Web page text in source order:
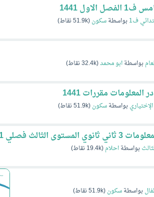
1441
ف1 بواسطةسكون(
51.9kنقاط)
بواسطةابو محمد(
32.4kنقاط)
مقررات 1441
بواسطةسكون(
51.9kنقاط)
فصلي 1441
بواسطةاحلام(
19.4kنقاط)
بواسطةسكون(
51.9kنقاط)